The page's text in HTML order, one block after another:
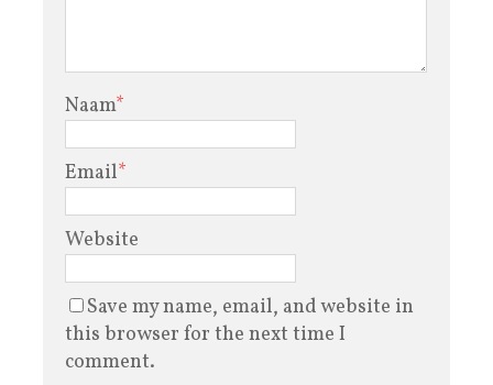
Naam*
Email*
Website
Save my name, email, and website in
this browser for the next time I
comment.